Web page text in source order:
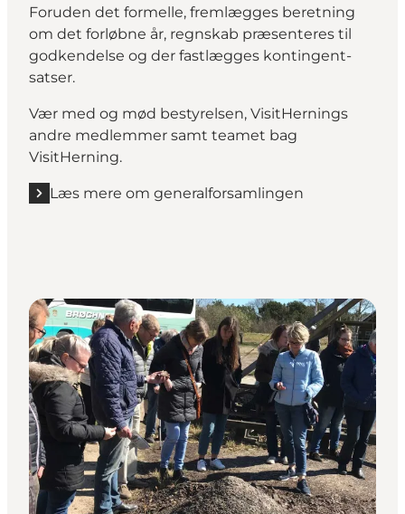
Foruden det formelle, fremlægges beretning
om det forløbne år, regnskab præsenteres til
godkendelse og der fastlægges kontingent-
satser.
Vær med og mød bestyrelsen, VisitHernings
andre medlemmer samt teamet bag
VisitHerning.
Læs mere om generalforsamlingen